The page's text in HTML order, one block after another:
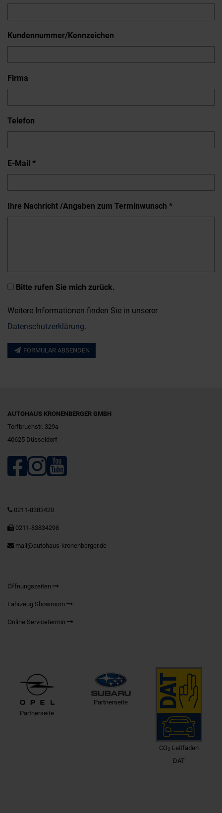
Kundennummer/Kennzeichen
Firma
Telefon
E-Mail *
Ihre Nachricht /Angaben zum Terminwunsch *
Bitte rufen Sie mich zurück.
Weitere Informationen finden Sie in unserer
Datenschutzerklärung.
FORMULAR ABSENDEN
AUTOHAUS KRONENBERGER GMBH
Torfbruchstr. 329a
40625 Düsseldorf
0211-8383420
0211-83834298
mail@autohaus-kronenberger.de
Öffnungszeiten
Fahrzeug Showroom
Online Servicetermin
Partnerseite
Partnerseite
CO2 Leitfaden
DAT